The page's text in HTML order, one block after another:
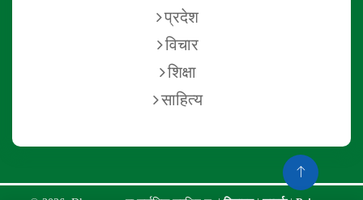
प्रदेश
विचार
शिक्षा
साहित्य